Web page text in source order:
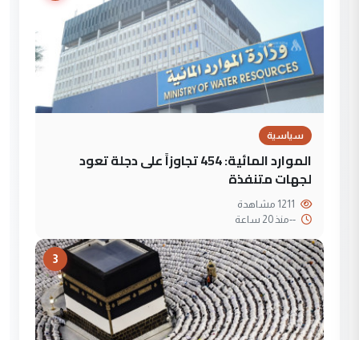
سياسية
الموارد المائية: 454 تجاوزاً على دجلة تعود
لجهات متنفذة
--منذ 20 ساعة
3